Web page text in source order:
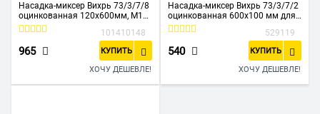
Насадка-миксер Вихрь 73/3/7/8
оцинкованная 120х600мм, М14
для строительных смесей
101410148
965 КУПИТЬ
ХОЧУ ДЕШЕВЛЕ!
Насадка-миксер Вихрь 73/3/7/2
оцинкованная 600х100 мм для
красок и штукатурных смесей
529119
540 КУПИТЬ
ХОЧУ ДЕШЕВЛЕ!